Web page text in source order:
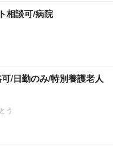
相談可/病院
/日勤のみ/特別養護老人
う